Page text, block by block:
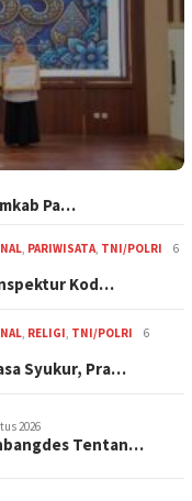
Pa…
PARIWISATA TNI/POLRI
6
Kod…
RELIGI TNI/POLRI
6
Syukur, Pra…
2026
Tentan…